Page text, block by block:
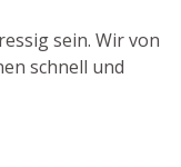
sein. Wir von
schnell und